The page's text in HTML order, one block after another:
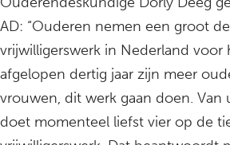
AD: “Ouderen nemen een groot
vrijwilligerswerk in Nederland voor
afgelopen dertig jaar zijn meer
vrouwen, dit werk gaan doen. Van
doet momenteel liefst vier op de